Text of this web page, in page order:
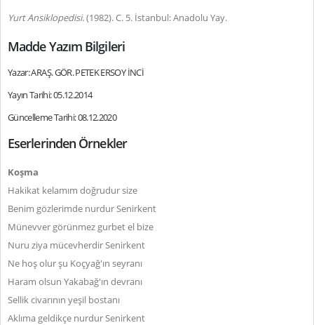
Yurt Ansiklopedisi.(1982). C. 5. İstanbul: Anadolu Yay.
Madde Yazım Bilgileri
Yazar: ARAŞ. GÖR. PETEK ERSOY İNCİ
Yayın Tarihi: 05.12.2014
Güncelleme Tarihi: 08.12.2020
Eserlerinden Örnekler
Koşma
Hakikat kelamım doğrudur size
Benim gözlerimde nurdur Senirkent
Münevver görünmez gurbet el bize
Nuru ziya mücevherdir Senirkent
Ne hoş olur şu Koçyağ'ın seyranı
Haram olsun Yakabağ'ın devranı
Sellik civarının yeşil bostanı
Aklıma geldikçe nurdur Senirkent